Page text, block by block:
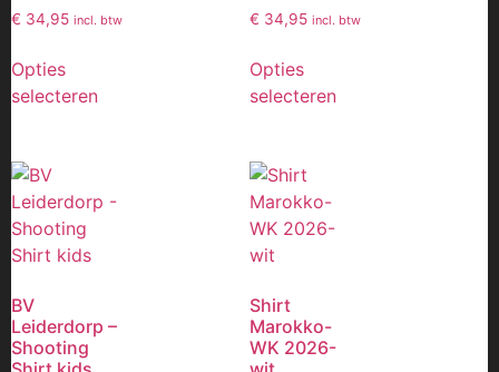
€ 34,95 incl. btw
Opties
selecteren
€ 34,95 incl. btw
Opties
selecteren
BV
Leiderdorp –
Shooting
Shirt
Marokko-
WK 2026-